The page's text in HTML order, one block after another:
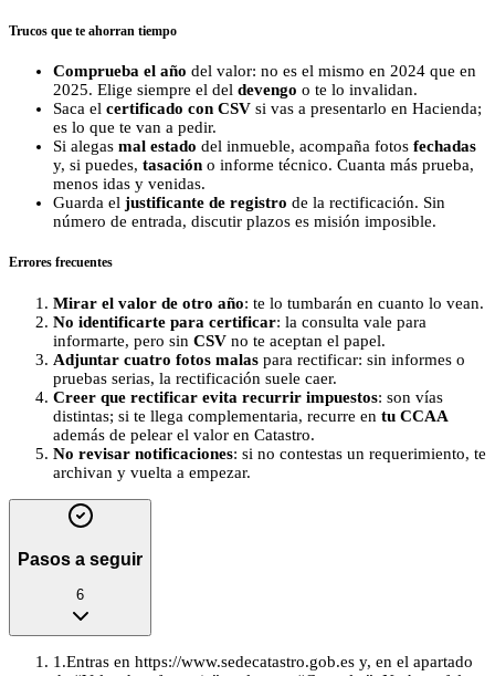
Trucos que te ahorran tiempo
Comprueba el año del valor: no es el mismo en 2024 que en
2025. Elige siempre el del devengo o te lo invalidan.
Saca el certificado con CSV si vas a presentarlo en Hacienda;
es lo que te van a pedir.
Si alegas mal estado del inmueble, acompaña fotos fechadas
y, si puedes, tasación o informe técnico. Cuanta más prueba,
menos idas y venidas.
Guarda el justificante de registro de la rectificación. Sin
número de entrada, discutir plazos es misión imposible.
Errores frecuentes
Mirar el valor de otro año: te lo tumbarán en cuanto lo vean.
No identificarte para certificar: la consulta vale para
informarte, pero sin CSV no te aceptan el papel.
Adjuntar cuatro fotos malas para rectificar: sin informes o
pruebas serias, la rectificación suele caer.
Creer que rectificar evita recurrir impuestos: son vías
distintas; si te llega complementaria, recurre en tu CCAA
además de pelear el valor en Catastro.
No revisar notificaciones: si no contestas un requerimiento, te
archivan y vuelta a empezar.
Pasos a seguir
6
1 .Entras en https://www.sedecatastro.gob.es y, en el apartado